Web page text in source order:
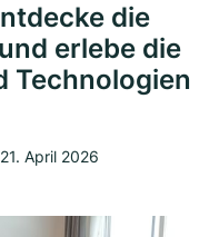
die
erlebe die
Technologien
21. April 2026